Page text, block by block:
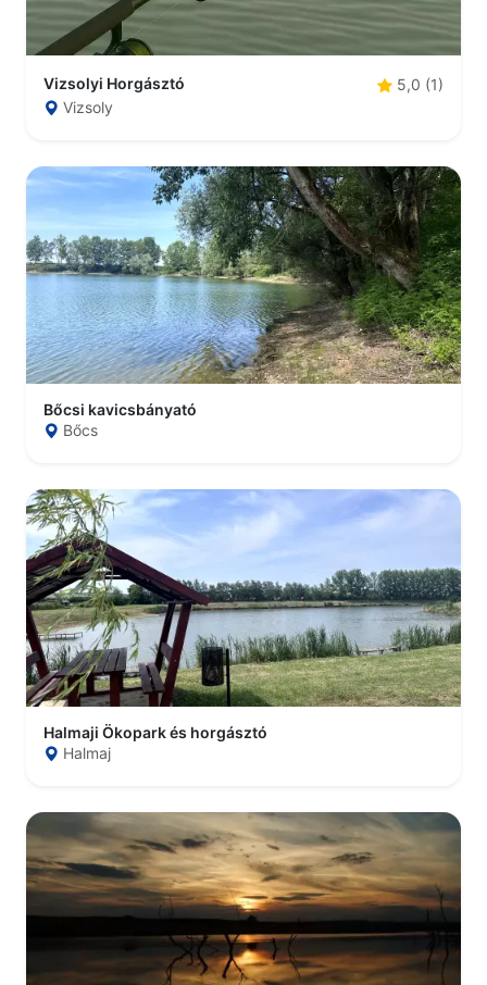
Vizsolyi Horgásztó
5,0 (1)
Vizsoly
Bőcsi kavicsbányató
Bőcs
Halmaji Ökopark és horgásztó
Halmaj